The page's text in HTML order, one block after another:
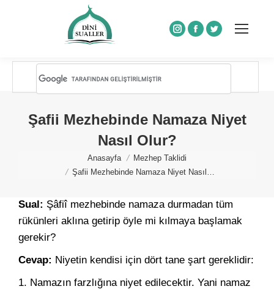
Instagram
Facebook
Twitter
Şafii Mezhebinde Namaza Niyet
Nasıl Olur?
Anasayfa
Mezhep Taklidi
Şafii Mezhebinde Namaza Niyet Nasıl…
Sual: Şâfiî mezhebinde namaza durmadan tüm
rükünleri aklına getirip öyle mi kılmaya başlamak
gerekir?
Cevap: Niyetin kendisi için dört tane şart gereklidir:
1. Namazın farzlığına niyet edilecektir. Yani namaz